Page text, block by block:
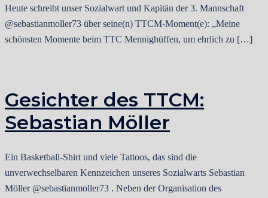
Heute schreibt unser Sozialwart und Kapitän der 3. Mannschaft
@sebastianmoller73 über seine(n) TTCM-Moment(e): „Meine
schönsten Momente beim TTC Mennighüffen, um ehrlich zu […]
Gesichter des TTCM:
Sebastian Möller
Ein Basketball-Shirt und viele Tattoos, das sind die
unverwechselbaren Kennzeichen unseres Sozialwarts Sebastian
Möller @sebastianmoller73 . Neben der Organisation des